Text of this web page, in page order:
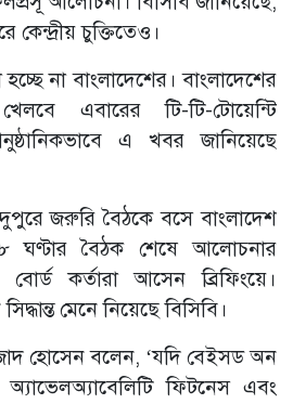
কেন্দ্রীয় চুক্তিতেও।
না বাংলাদেশের। বাংলাদেশের
এবারের টি-টি-টোয়েন্টি
এ খবর জানিয়েছে
জরুরি বৈঠকে বসে বাংলাদেশ
৮ ঘণ্টার বৈঠক শেষে আলোচনার
কর্তারা আসেন ব্রিফিংয়ে।
মেনে নিয়েছে বিসিবি।
হোসেন বলেন, ‘যদি বেইসড অন
ফিটনেস এবং